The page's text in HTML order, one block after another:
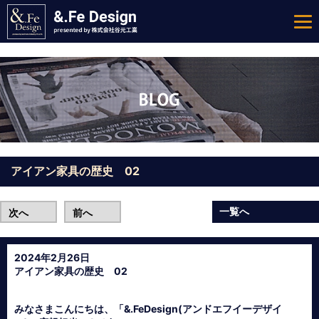
アイアン家具の歴史 02
次へ 前へ 一覧へ
2024年2月26日
アイアン家具の歴史 02
みなさまこんにちは、「&.FeDesign(アンドエフイーデザイ